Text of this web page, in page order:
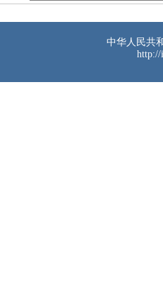
中华人民共
http://